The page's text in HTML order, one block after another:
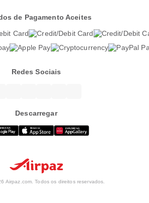
de Pagamento Aceites
Redes Sociais
Descarregar
Airpaz.com. Todos os direitos reservados.